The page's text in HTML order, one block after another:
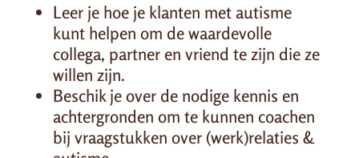
Leer je hoe je klanten met autisme
kunt helpen om de waardevolle
collega, partner en vriend te zijn die ze
willen zijn.
Beschik je over de nodige kennis en
achtergronden om te kunnen coachen
bij vraagstukken over (werk)relaties &